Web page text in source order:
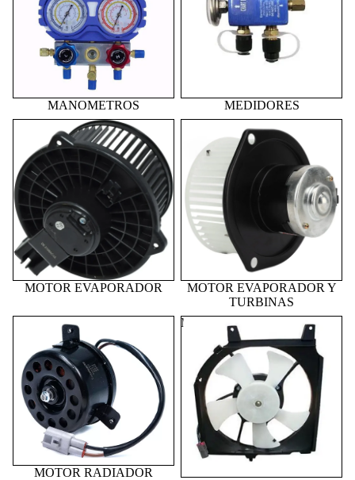
MANOMETROS
MEDIDORES
MOTOR EVAPORADOR
MOTOR EVAPORADOR
MOTOR EVAPORADOR Y
TURBINAS
MOTOR EVAPORADOR Y
TURBINAS
MOTOR RADIADOR
MOTOR RADIADOR
MOTOVENTILADORES